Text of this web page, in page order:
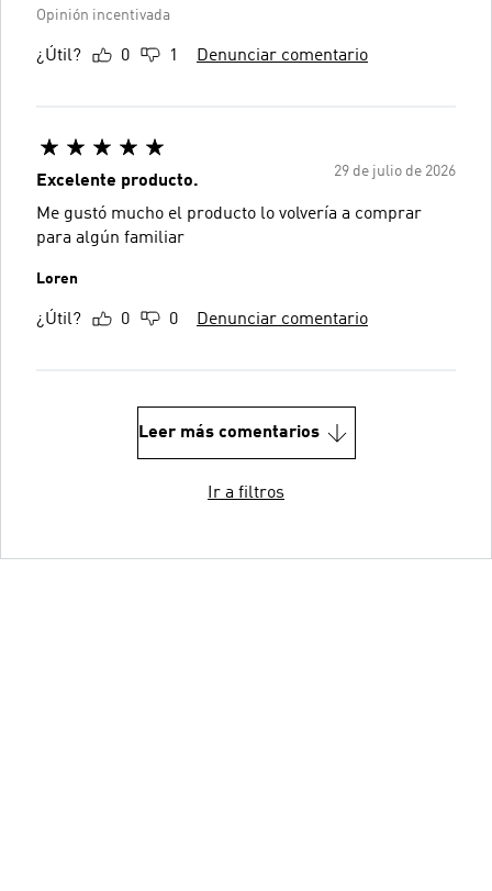
Opinión incentivada
¿Útil? 0 1 Denunciar comentario
29 de julio de 2026
Excelente producto.
Me gustó mucho el producto lo volvería a comprar
para algún familiar
Loren
¿Útil? 0 0 Denunciar comentario
Leer más comentarios
Ir a filtros